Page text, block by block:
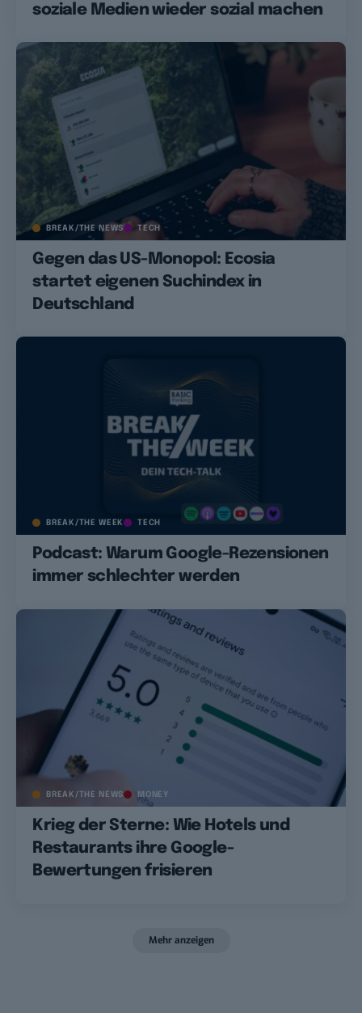
soziale Medien wieder sozial machen
BREAK/THE NEWS TECH
Gegen das US-Monopol: Ecosia
startet eigenen Suchindex in
Deutschland
BREAK/THE WEEK TECH
Podcast: Warum Google-Rezensionen
immer schlechter werden
BREAK/THE NEWS MONEY
Krieg der Sterne: Wie Hotels und
Restaurants ihre Google-
Bewertungen frisieren
Mehr anzeigen